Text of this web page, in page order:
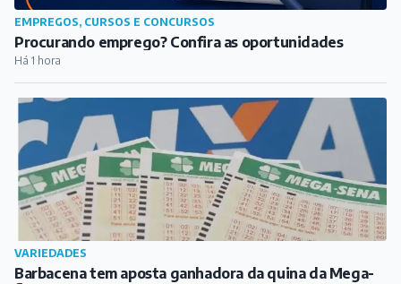
EMPREGOS, CURSOS E CONCURSOS
Procurando emprego? Confira as oportunidades
Há 1 hora
VARIEDADES
Barbacena tem aposta ganhadora da quina da Mega-